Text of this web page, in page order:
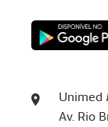
Unimed
Av. Rio